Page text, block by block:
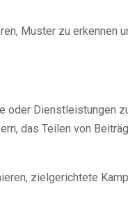
Muster zu erkennen
Dienstleistungen
das Teilen von
zielgerichtete